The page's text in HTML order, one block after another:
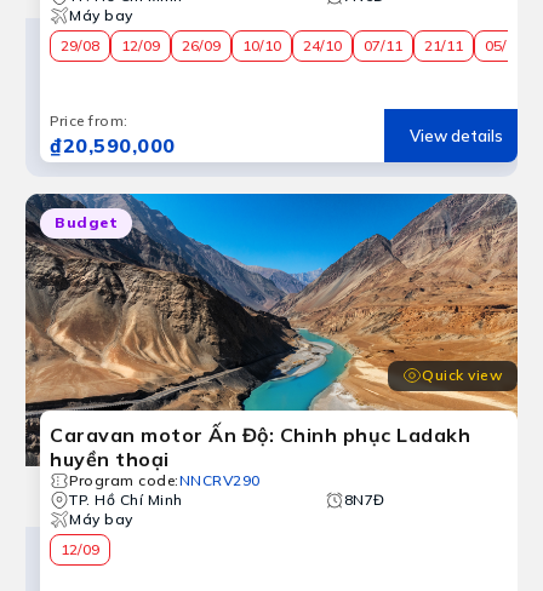
Máy bay
29/08
12/09 26/09 10/10 24/10 07/11 21/11 05/12
Price from:
₫20,590,000 View details
Budget
Quick view
Caravan motor Ấn Độ: Chinh phục Ladakh
huyền thoại
Program code:NNCRV290
TP. Hồ Chí Minh
8N7Đ
Máy bay
12/09